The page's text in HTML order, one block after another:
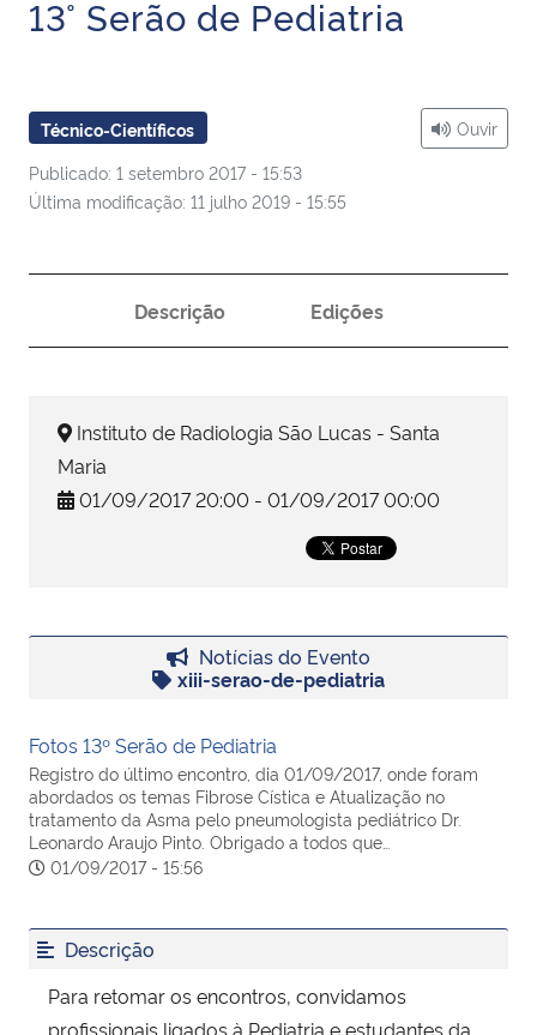
Ministério da Cidadania
Ministério de Minas e Energia
Ministério da Ciência, Tecnologia, Inovações e Comunicações
Ministério do Meio Ambiente
Controladoria-Geral da União
Advocacia-Geral da União
Banco Central do Brasil
13° Serão de Pediatria
Técnico-Científicos
Publicado: 1 setembro 2017 - 15:53
Última modificação: 11 julho 2019 - 15:55
Ouvir
Descrição Edições
Instituto de Radiologia São Lucas - Santa
Maria
01/09/2017 20:00 - 01/09/2017 00:00
Notícias do Evento
xiii-serao-de-pediatria
Fotos 13º Serão de Pediatria
Registro do último encontro, dia 01/09/2017, onde foram
abordados os temas Fibrose Cística e Atualização no
tratamento da Asma pelo pneumologista pediátrico Dr.
Leonardo Araujo Pinto. Obrigado a todos que…
01/09/2017 - 15:56
Descrição
Para retomar os encontros, convidamos
profissionais ligados à Pediatria e estudantes da